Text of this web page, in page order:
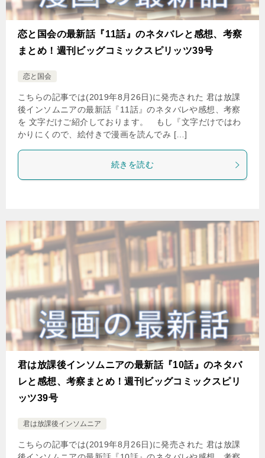
恋と国会の最新話『11話』のネタバレと感想、考察
まとめ！週刊ビッグコミックスピリッツ39号
恋と国会
こちらの記事では(2019年8月26日)に発売された 君は放課
後インソムニアの最新話『11話』のネタバレや感想、考察
を 文字だけご紹介しております。 もし『文字だけではわ
かりにくので、絵付きで漫画を読んでみ […]
続きを読む
君は放課後インソムニアの最新話『10話』のネタバ
レと感想、考察まとめ！週刊ビッグコミックスピリ
ッツ39号
君は放課後インソムニア
こちらの記事では(2019年8月26日)に発売された 君は放課